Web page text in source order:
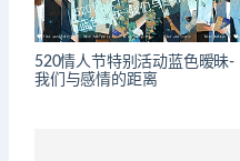
520情人节特别活动蓝色暧昧-
我们与感情的距离